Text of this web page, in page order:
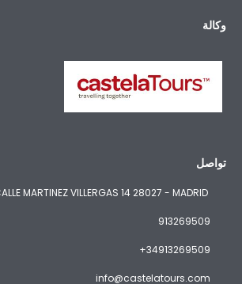
وكالة
تواصل
913269509
+34913269509
info@castelatours.com